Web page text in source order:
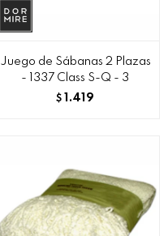
Juego de Sábanas 2 Plazas
- 1337 Class S-Q - 3
$ 1.419